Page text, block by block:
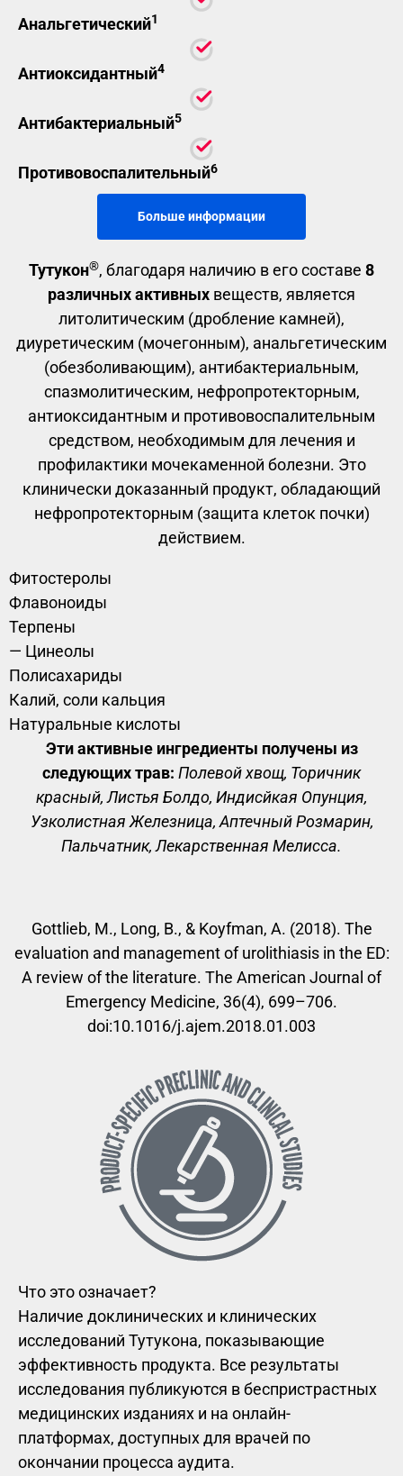
Анальгетический1
Антиоксидантный4
Антибактериальный5
Противовоспалительный6
Больше информации
Тутукон®, благодаря наличию в его составе 8
различных активных веществ, является
литолитическим (дробление камней),
диуретическим (мочегонным), анальгетическим
(обезболивающим), антибактериальным,
спазмолитическим, нефропротекторным,
антиоксидантным и противовоспалительным
средством, необходимым для лечения и
профилактики мочекаменной болезни. Это
клинически доказанный продукт, обладающий
нефропротекторным (защита клеток почки)
действием.​
Фитостеролы
Флавоноиды
Терпены
— Цинеолы
Полисахариды
Калий, соли кальция
Натуральные кислоты
Эти активные ингредиенты получены из
следующих трав: Полевой хвощ, Торичник
красный, Листья Болдо, Индисйкая Опунция,
Узколистная Железница, Аптечный Розмарин,
Пальчатник, Лекарственная Мелисса.
Gottlieb, M., Long, B., & Koyfman, A. (2018). The
evaluation and management of urolithiasis in the ED:
A review of the literature. The American Journal of
Emergency Medicine, 36(4), 699–706.
doi:10.1016/j.ajem.2018.01.003
Что это означает?
Наличие доклинических и клинических
исследований Тутукона, показывающие
эффективность продукта. Все результаты
исследования публикуются в беспристрастных
медицинских изданиях и на онлайн-
платформах, доступных для врачей по
окончании процесса аудита.